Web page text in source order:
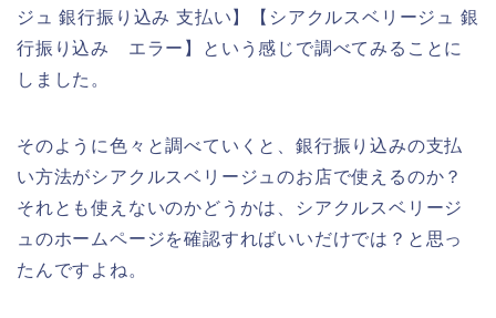
ジュ 銀行振り込み 支払い】【シアクルスベリージュ 銀
行振り込み エラー】という感じで調べてみることに
しました。
そのように色々と調べていくと、銀行振り込みの支払
い方法がシアクルスベリージュのお店で使えるのか？
それとも使えないのかどうかは、シアクルスベリージ
ュのホームページを確認すればいいだけでは？と思っ
たんですよね。